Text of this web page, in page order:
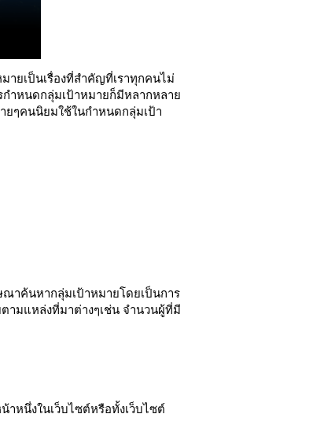
ายเป็นเรื่องที่สำคัญที่เราทุกคนไม่
กำหนดกลุ่มเป้าหมายก็มีหลากหลาย
ยๆคนนิยมใช้ในกำหนดกลุ่มเป้า
ณาค้นหากลุ่มเป้าหมายโดยเป็นการ
ามแหล่งที่มาต่างๆเช่น จำนวนผู้ที่มี
าหนึ่งในเว็บไซต์หรือทั้งเว็บไซต์